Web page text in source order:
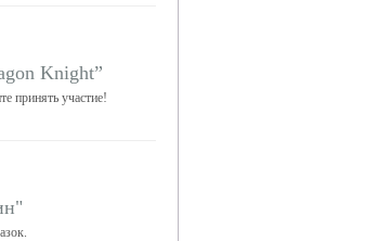
Knight”
принять участие!